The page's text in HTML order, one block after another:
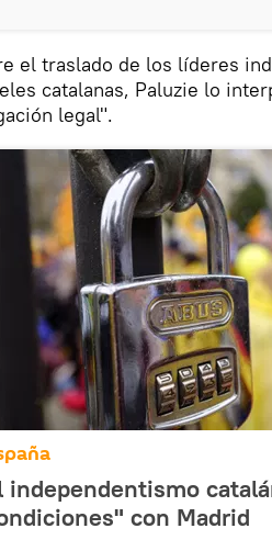
el traslado de los líderes
catalanas, Paluzie lo
legal".
independentismo
con Madrid